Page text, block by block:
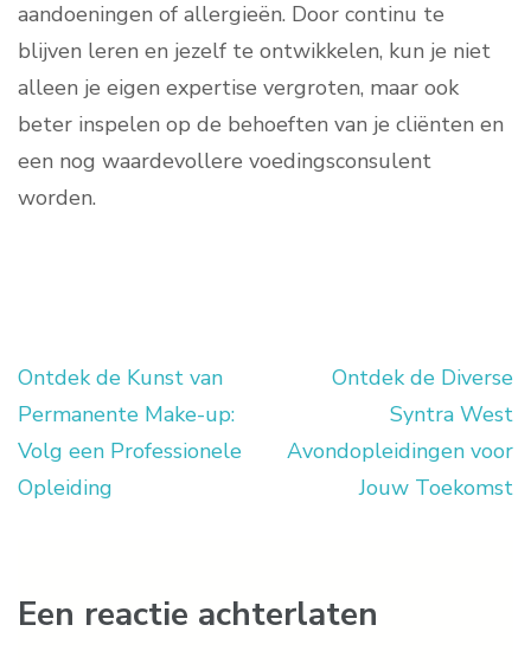
aandoeningen of allergieën. Door continu te
blijven leren en jezelf te ontwikkelen, kun je niet
alleen je eigen expertise vergroten, maar ook
beter inspelen op de behoeften van je cliënten en
een nog waardevollere voedingsconsulent
worden.
Berichtnavigatie
Ontdek de Kunst van
Permanente Make-up:
Volg een Professionele
Opleiding
Ontdek de Diverse
Syntra West
Avondopleidingen voor
Jouw Toekomst
Een reactie achterlaten